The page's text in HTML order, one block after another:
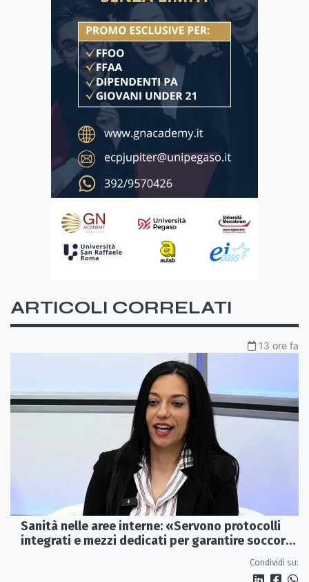
ARTICOLI CORRELATI
13 ore fa
Sanità nelle aree interne: «Servono protocolli
integrati e mezzi dedicati per garantire soccorsi
Condividi su: